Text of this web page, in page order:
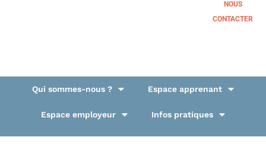
NOUS
CONTACTER
Qui sommes-nous ? Espace apprenant
Espace employeur Infos pratiques